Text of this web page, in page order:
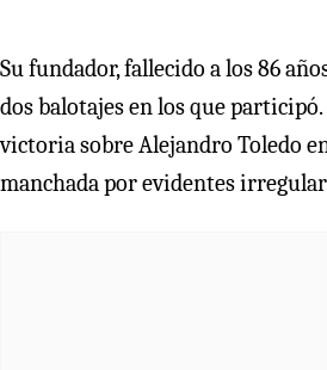
Su fundador, fallecido a los 86
dos balotajes en los que
victoria sobre Alejandro Toledo
manchada por evidentes